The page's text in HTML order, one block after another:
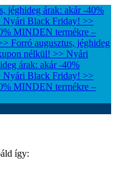
jéghideg árak: akár -40%
Nyári Black Friday! >>
MINDEN termékre –
Forró augusztus, jéghideg
nélkül! >> Nyári
árak: akár -40%
Nyári Black Friday! >>
MINDEN termékre –
így: